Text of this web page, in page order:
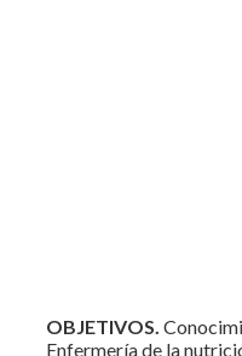
OBJETIVOS.
Enfermería de la